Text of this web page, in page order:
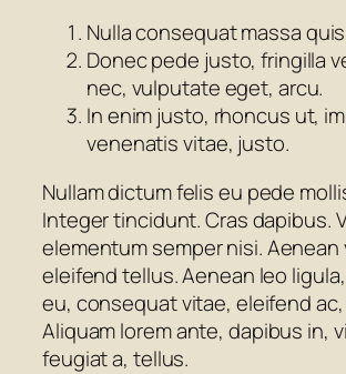
Nulla consequat massa
Donec pede justo, fringilla
nec, vulputate eget, arcu.
In enim justo, rhoncus ut,
venenatis vitae, justo.
Nullam dictum felis eu pede
Integer tincidunt. Cras dapibus.
elementum semper nisi.
eleifend tellus. Aenean leo
eu, consequat vitae, eleifend ac,
Aliquam lorem ante, dapibus in,
feugiat a, tellus.